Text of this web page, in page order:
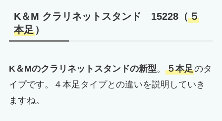
K＆M クラリネットスタンド 15228（５
本足）
K＆Mのクラリネットスタンドの新型。 ５本足のタ
イプです。４本足タイプとの違いを説明していき
ますね。